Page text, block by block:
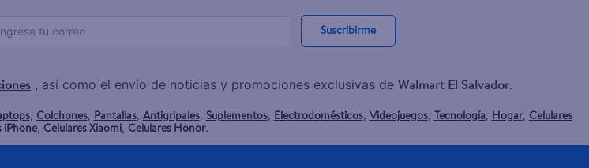
Suscribirme
, así como el envío de noticias y promociones exclusivas de Walmart El Salvador.
, Colchones, Pantallas, Antigripales, Suplementos, Electrodomésticos, Videojuegos, Tecnología, Hogar, Celulares
iPhone, Celulares Xiaomi, Celulares Honor.